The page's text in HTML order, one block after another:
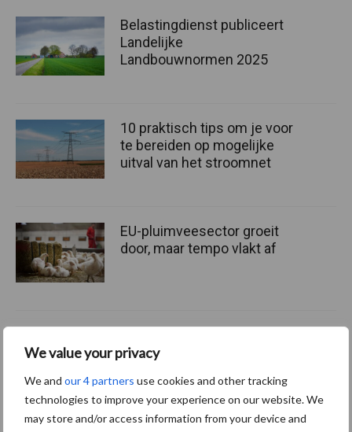
We value your privacy
We and our 4 partners use cookies and other tracking
technologies to improve your experience on our website. We
may store and/or access information from your device and
Belastingdienst publiceert
Landelijke
Landbouwnormen 2025
10 praktisch tips om je voor
te bereiden op mogelijke
uitval van het stroomnet
EU-pluimveesector groeit
door, maar tempo vlakt af
Themapagina's
Wet en regelgeving Diergezondheid